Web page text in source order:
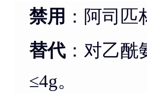
禁用 ：阿司
替代：对乙酰
≤4g。